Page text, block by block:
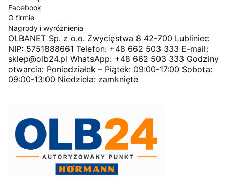
Facebook
O firmie
Nagrody i wyróżnienia
OLBANET Sp. z o.o. Zwycięstwa 8 42-700 Lubliniec
NIP: 5751888661 Telefon: +48 662 503 333 E-mail:
sklep@olb24.pl WhatsApp: +48 662 503 333 Godziny
otwarcia: Poniedziałek – Piątek: 09:00-17:00 Sobota:
09:00-13:00 Niedziela: zamknięte